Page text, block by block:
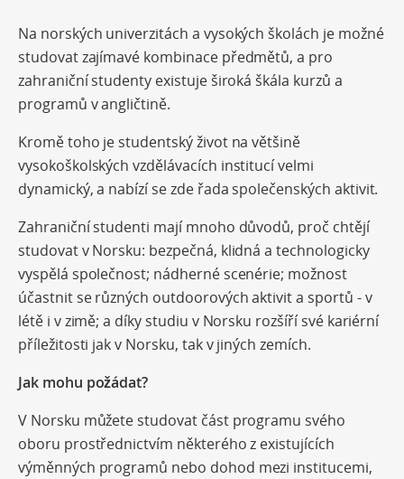
Na norských univerzitách a vysokých školách je možné
studovat zajímavé kombinace předmětů, a pro
zahraniční studenty existuje široká škála kurzů a
programů v angličtině.
Kromě toho je studentský život na většině
vysokoškolských vzdělávacích institucí velmi
dynamický, a nabízí se zde řada společenských aktivit.
Zahraniční studenti mají mnoho důvodů, proč chtějí
studovat v Norsku: bezpečná, klidná a technologicky
vyspělá společnost; nádherné scenérie; možnost
účastnit se různých outdoorových aktivit a sportů - v
létě i v zimě; a díky studiu v Norsku rozšíří své kariérní
příležitosti jak v Norsku, tak v jiných zemích.
Jak mohu požádat?
V Norsku můžete studovat část programu svého
oboru prostřednictvím některého z existujících
výměnných programů nebo dohod mezi institucemi,